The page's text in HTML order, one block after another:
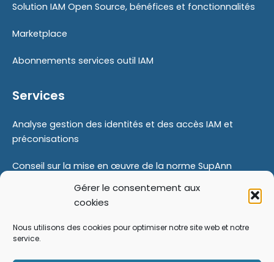
Gérer le consentement aux
cookies
Nous utilisons des cookies pour optimiser notre site web et notre
service.
Solution IAM Open Source, bénéfices et fonctionnalités
Marketplace
Abonnements services outil IAM
Services
Analyse gestion des identités et des accès IAM et
préconisations
Conseil sur la mise en œuvre de la norme SupAnn
Proof Of Concept